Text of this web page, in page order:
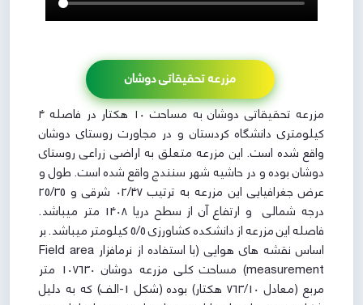
مزرعه تحقیقاتی دوشان
مزرعه تحقیقاتی دوشان به مساحت ۱۰ هکتار در فاصله ۴
کیلومتری دانشگاه کردستان و در مجاورت روستای دوشان
واقع شده است. این مزرعه متعلق به اراضی زراعی روستای
دوشان بوده و در حاشیه شهر سنندج واقع شده است. طول و
عرض جغرافیایی این مزرعه به ترتیب 02/47 شرقی و 25/35
درجه شمالی و ارتفاع آن از سطح دریا 1408 متر می­باشد.
فاصله این مزرعه از دانشکده کشاورزی 5/5 کیلومتر می­باشد. بر
اساس نقشه ­های هوایی (با استفاده از نرم­افزار Field area
measurement) مساحت کلی مزرعه دوشان 107630 متر
مربع (معادل 763/10 هکتار) بوده (شکل 1-الف) که به دلیل